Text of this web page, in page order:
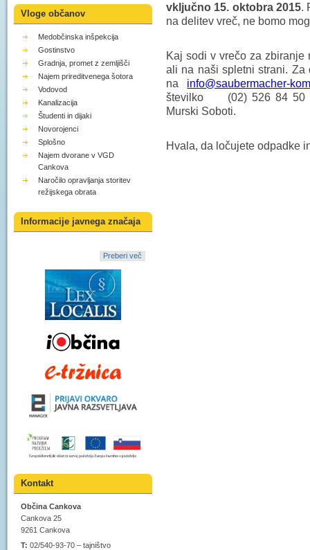
Vloge občanov
Medobčinska inšpekcija
Gostinstvo
Gradnja, promet z zemljišči
Najem prireditvenega šotora
Vodovod
Kanalizacija
Študenti in dijaki
Novorojenci
Splošno
Najem dvorane v VGD
Cankova
Naročilo opravljanja storitev
režijskega obrata
Informacije javnega značaja
Preberi več
Kontakt
Občina Cankova
Cankova 25
9261 Cankova
T: 02/540-93-70 – tajništvo
vključno 15. oktobra 2015.
na delitev vreč, ne bomo
Kaj sodi v vrečo za zbiranje
ali na naši spletni strani. Za
na info@saubermacher-
številko (02) 526 84 50
Murski Soboti.
Hvala, da ločujete odpadke